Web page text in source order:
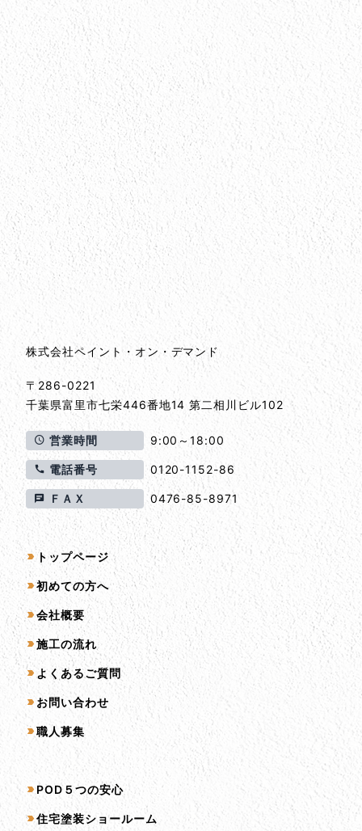
会社情報とサイトマップ
会社情報
株式会社ペイント・オン・デマンド
〒286-0221
千葉県富里市七栄446番地14 第二相川ビル102
営業時間 9:00～18:00
電話番号 0120-1152-86
ＦＡＸ 0476-85-8971
サイトマップ
トップページ
初めての方へ
会社概要
施工の流れ
よくあるご質問
お問い合わせ
職人募集
サービス一覧
POD５つの安心
住宅塗装ショールーム